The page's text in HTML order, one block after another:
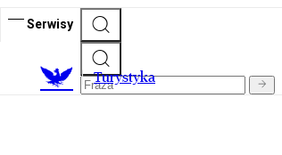
Serwisy
Turystyka